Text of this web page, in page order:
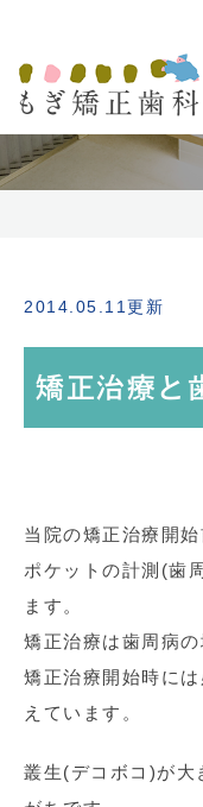
2014.05.11更新
矯正治療と
当院の矯正治療開
ポケットの計測(歯
ます。
矯正治療は歯周病
矯正治療開始時に
えています。
叢生(デコボコ)が大